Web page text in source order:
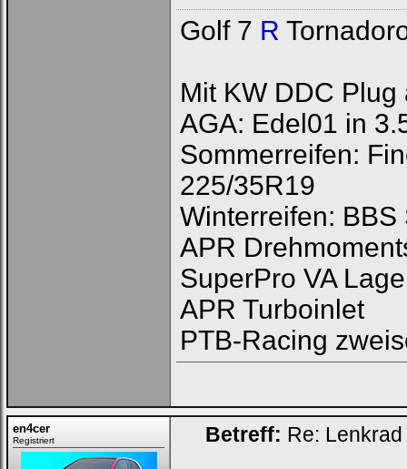
Golf 7 R
Mit KW DDC Plug
AGA: Edel01 in
Sommerreifen:
225/35R19
Winterreifen:
APR
SuperPro VA
APR Turboinlet
PTB-Racing
en4cer
Registriert Betreff: Re: